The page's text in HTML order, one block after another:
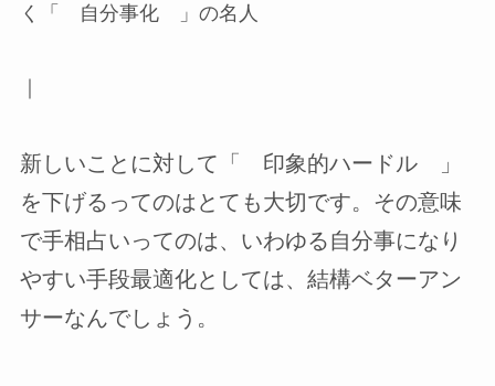
く「 自分事化 」の名人
新しいことに対して「 印象的ハードル 」
を下げるってのはとても大切です。その意味
で手相占いってのは、いわゆる自分事になり
やすい手段最適化としては、結構ベターアン
サーなんでしょう。